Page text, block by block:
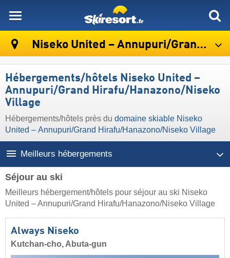
Niseko United – Annupuri/​Grand Hirafu/​Hanazono/​Niseko Village
Hébergements/hôtels Niseko United –
Annupuri/​Grand Hirafu/​Hanazono/​Niseko
Village
Hébergements/hôtels près du domaine skiable Niseko
United – Annupuri/​Grand Hirafu/​Hanazono/​Niseko Village
Meilleurs hébergements
Séjour au ski
Meilleurs hébergement/hôtels pour séjour au ski Niseko
United – Annupuri/​Grand Hirafu/​Hanazono/​Niseko Village
Always Niseko
Kutchan-cho, Abuta-gun